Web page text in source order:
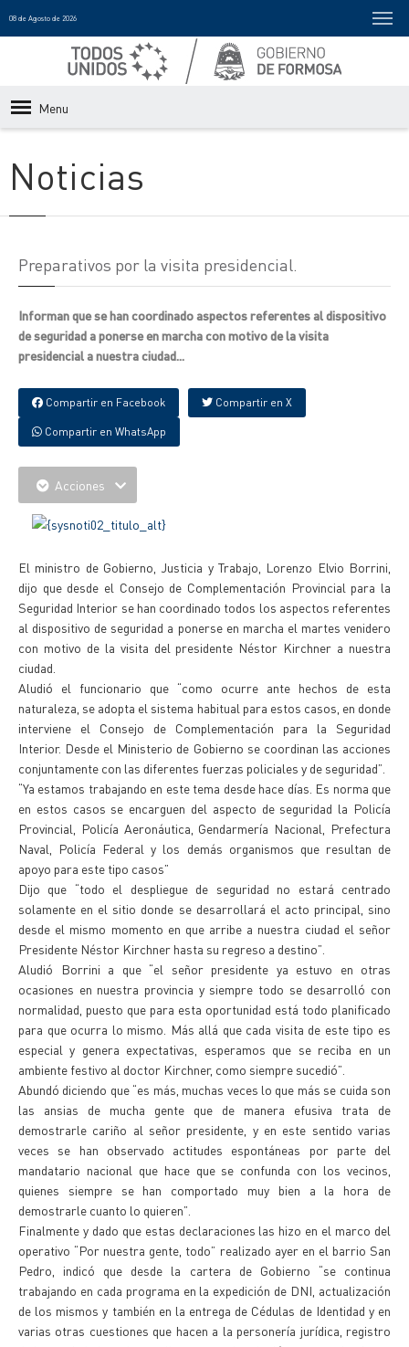
08 de Agosto de 2026
Menu
Noticias
Preparativos por la visita presidencial.
Informan que se han coordinado aspectos referentes al dispositivo
de seguridad a ponerse en marcha con motivo de la visita
presidencial a nuestra ciudad...
Compartir en Facebook Compartir en X
Compartir en WhatsApp
Acciones
El ministro de Gobierno, Justicia y Trabajo, Lorenzo Elvio Borrini,
dijo que desde el Consejo de Complementación Provincial para la
Seguridad Interior se han coordinado todos los aspectos referentes
al dispositivo de seguridad a ponerse en marcha el martes venidero
con motivo de la visita del presidente Néstor Kirchner a nuestra
ciudad.
Aludió el funcionario que “como ocurre ante hechos de esta
naturaleza, se adopta el sistema habitual para estos casos, en donde
interviene el Consejo de Complementación para la Seguridad
Interior. Desde el Ministerio de Gobierno se coordinan las acciones
conjuntamente con las diferentes fuerzas policiales y de seguridad”.
“Ya estamos trabajando en este tema desde hace días. Es norma que
en estos casos se encarguen del aspecto de seguridad la Policía
Provincial, Policía Aeronáutica, Gendarmería Nacional, Prefectura
Naval, Policía Federal y los demás organismos que resultan de
apoyo para este tipo casos”
Dijo que “todo el despliegue de seguridad no estará centrado
solamente en el sitio donde se desarrollará el acto principal, sino
desde el mismo momento en que arribe a nuestra ciudad el señor
Presidente Néstor Kirchner hasta su regreso a destino”.
Aludió Borrini a que “el señor presidente ya estuvo en otras
ocasiones en nuestra provincia y siempre todo se desarrolló con
normalidad, puesto que para esta oportunidad está todo planificado
para que ocurra lo mismo. Más allá que cada visita de este tipo es
especial y genera expectativas, esperamos que se reciba en un
ambiente festivo al doctor Kirchner, como siempre sucedió”.
Abundó diciendo que “es más, muchas veces lo que más se cuida son
las ansias de mucha gente que de manera efusiva trata de
demostrarle cariño al señor presidente, y en este sentido varias
veces se han observado actitudes espontáneas por parte del
mandatario nacional que hace que se confunda con los vecinos,
quienes siempre se han comportado muy bien a la hora de
demostrarle cuanto lo quieren”.
Finalmente y dado que estas declaraciones las hizo en el marco del
operativo “Por nuestra gente, todo” realizado ayer en el barrio San
Pedro, indicó que desde la cartera de Gobierno “se continua
trabajando en cada programa en la expedición de DNI, actualización
de los mismos y también en la entrega de Cédulas de Identidad y en
varias otras cuestiones que hacen a la personería jurídica, registro